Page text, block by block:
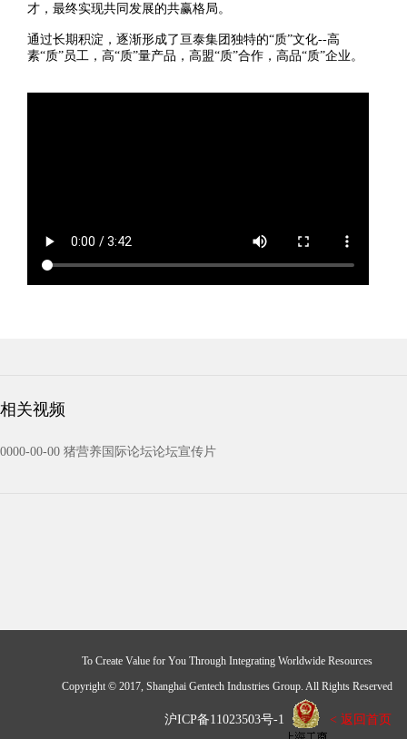
才，最终实现共同发展的共赢格局。
通过长期积淀，逐渐形成了亘泰集团独特的“质”文化--高
素“质”员工，高“质”量产品，高盟“质”合作，高品“质”企业。
相关视频
0000-00-00 猪营养国际论坛论坛宣传片
To Create Value for You Through Integrating Worldwide Resources
Copyright © 2017, Shanghai Gentech Industries Group. All Rights Reserved
沪ICP备11023503号-1 < 返回首页